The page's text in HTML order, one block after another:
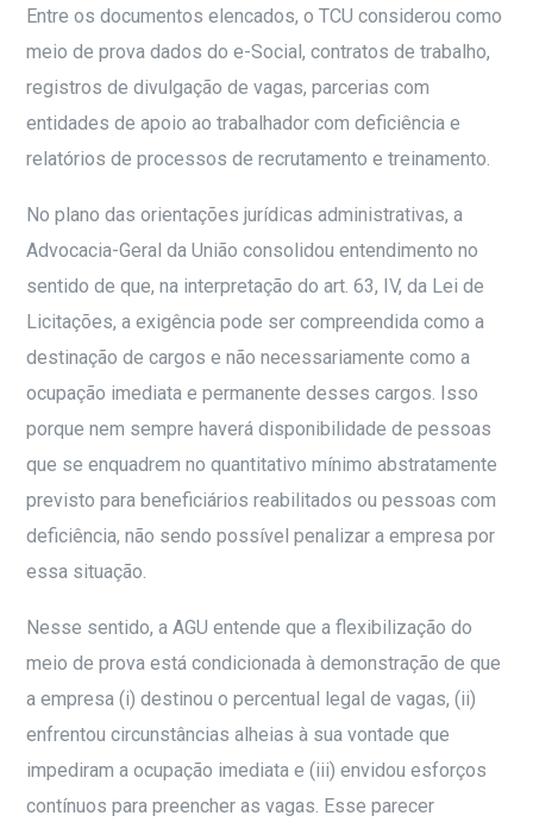
Entre os documentos elencados, o TCU considerou como
meio de prova dados do e-Social, contratos de trabalho,
registros de divulgação de vagas, parcerias com
entidades de apoio ao trabalhador com deficiência e
relatórios de processos de recrutamento e treinamento.
No plano das orientações jurídicas administrativas, a
Advocacia-Geral da União consolidou entendimento no
sentido de que, na interpretação do art. 63, IV, da Lei de
Licitações, a exigência pode ser compreendida como a
destinação de cargos e não necessariamente como a
ocupação imediata e permanente desses cargos. Isso
porque nem sempre haverá disponibilidade de pessoas
que se enquadrem no quantitativo mínimo abstratamente
previsto para beneficiários reabilitados ou pessoas com
deficiência, não sendo possível penalizar a empresa por
essa situação.
Nesse sentido, a AGU entende que a flexibilização do
meio de prova está condicionada à demonstração de que
a empresa (i) destinou o percentual legal de vagas, (ii)
enfrentou circunstâncias alheias à sua vontade que
impediram a ocupação imediata e (iii) envidou esforços
contínuos para preencher as vagas. Esse parecer